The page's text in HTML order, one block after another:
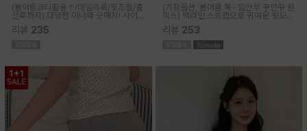
(봄여름코디활용↑/데일리룩/핏조절/출
산후까지) 다양한 이너와 굿매치! 사이
드 스토퍼로 출산전후 예쁜핏 완성되는
캐쥬얼한 무드의 뷔스티에 원피스에요
리뷰 235
(기장옵션, 봄여름 쭉- 임산부 꾸안꾸 원
피스) 백라인 스트랩으로 귀여운 뒷모습
으로 연출해주는 기특한 원피스, 바스락
한 소재로 착용감이 가벼워요
리뷰 253